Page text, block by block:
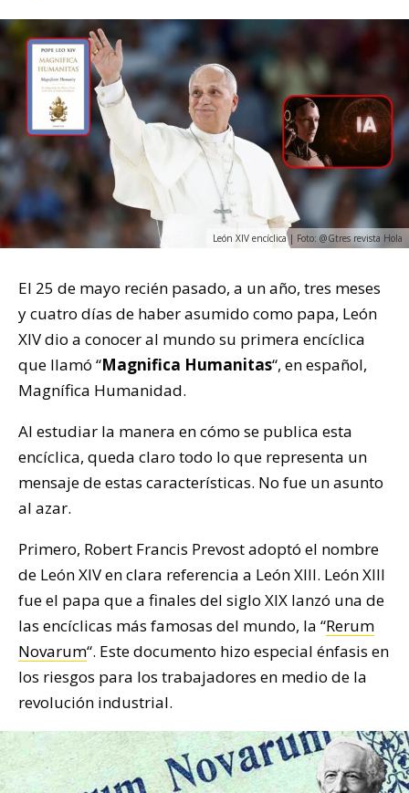
León XIV encíclica | Foto: @Gtres revista Hola
El 25 de mayo recién pasado, a un año, tres meses
y cuatro días de haber asumido como papa, León
XIV dio a conocer al mundo su primera encíclica
que llamó “Magnifica Humanitas“, en español,
Magnífica Humanidad.
Al estudiar la manera en cómo se publica esta
encíclica, queda claro todo lo que representa un
mensaje de estas características. No fue un asunto
al azar.
Primero, Robert Francis Prevost adoptó el nombre
de León XIV en clara referencia a León XIII. León XIII
fue el papa que a finales del siglo XIX lanzó una de
las encíclicas más famosas del mundo, la “Rerum
Novarum“. Este documento hizo especial énfasis en
los riesgos para los trabajadores en medio de la
revolución industrial.